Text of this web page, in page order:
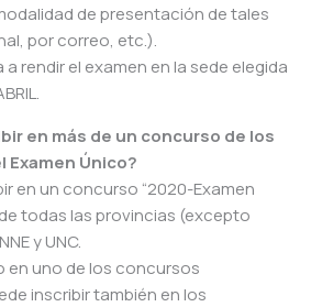
de presentación de tales
por correo, etc.).
rendir el examen en la sede elegida
en más de un concurso de los
Examen Único?
en un concurso “2020-Examen
todas las provincias (excepto
y UNC.
en uno de los concursos
inscribir también en los